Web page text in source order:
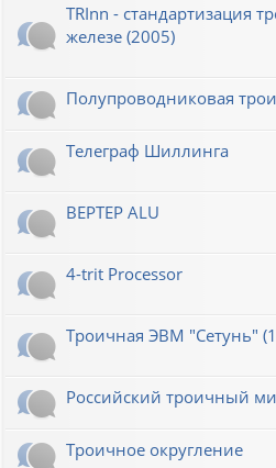
TRInn - стандартизация
железе (2005)
Полупроводниковая
Телеграф Шиллинга
BEPTEP ALU
4-trit Processor
Троичная ЭВМ "Сетунь"
Российский троичный
Троичное округление